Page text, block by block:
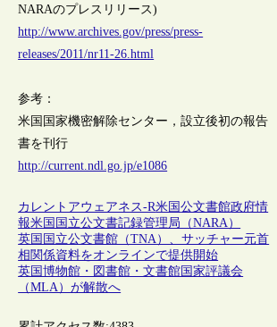
NARAのプレスリリース)
http://www.archives.gov/press/press-
releases/2011/nr11-26.html
参考：
米国国家機密解除センター，設立後初の報告
書を刊行
http://current.ndl.go.jp/e1086
カレントアウェアネス-R米国公文書館政府情
報米国国立公文書記録管理局（NARA）
英国国立公文書館（TNA）、サッチャー元首
相関係資料をオンラインで提供開始
英国博物館・図書館・文書館国家評議会
（MLA）が解散へ